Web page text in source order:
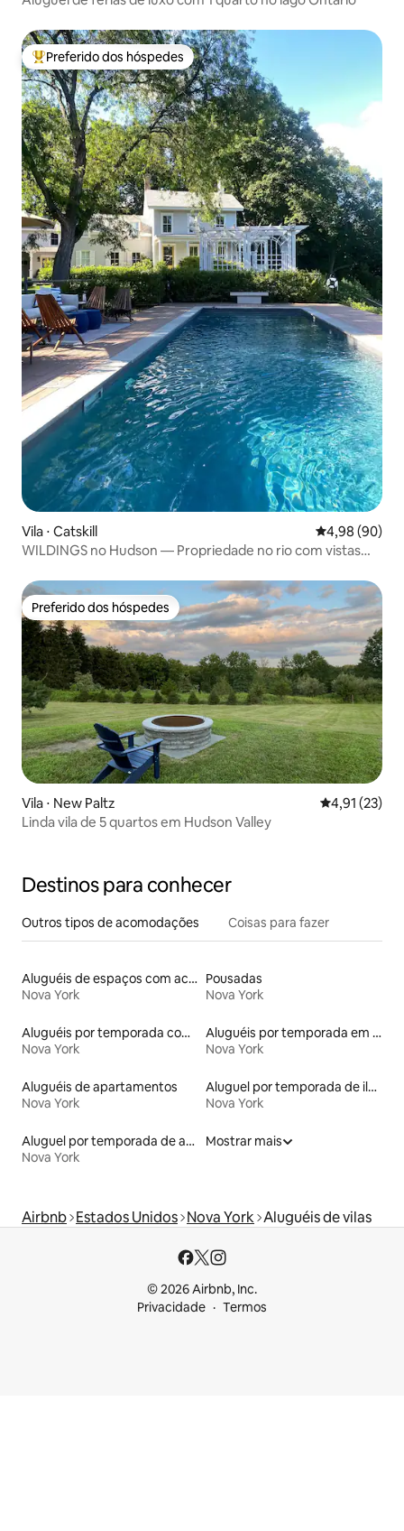
Entre os melhores preferidos dos hóspedes
Preferido dos hóspedes
Vila ⋅ Catskill 4,98 de uma
4,98 (90)
WILDINGS no Hudson — Propriedade no rio com vistas
Preferido dos hóspedes
Preferido dos hóspedes
Vila ⋅ New Paltz 4,91 de uma
4,91 (23)
Linda vila de 5 quartos em Hudson Valley
Destinos para conhecer
Outros tipos de acomodações Coisas para fazer
Aluguéis de espaços com acesso direto a pistas de esqui
Nova York
Pousadas
Nova York
Aluguéis por temporada com café da manhã
Nova York
Aluguéis por temporada em resorts
Nova York
Aluguéis de apartamentos
Nova York
Aluguel por temporada de ilhas
Nova York
Aluguel por temporada de apart-hotéis
Nova York
Mostrar mais
Airbnb Estados Unidos Nova York Aluguéis de vilas
© 2026 Airbnb, Inc.
Privacidade
Termos